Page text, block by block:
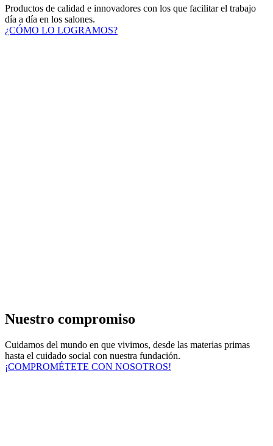
Productos de calidad e innovadores con los que facilitar el trabajo
día a día en los salones.
¿CÓMO LO LOGRAMOS?
Nuestro compromiso
Cuidamos del mundo en que vivimos, desde las materias primas
hasta el cuidado social con nuestra fundación.
¡COMPROMÉTETE CON NOSOTROS!